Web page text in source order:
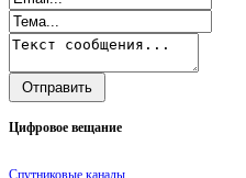
Цифровое вещание
Спутниковые каналы